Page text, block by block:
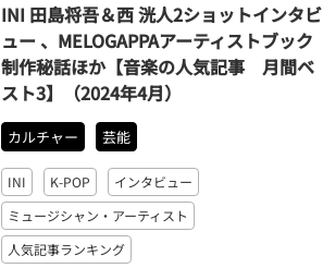
INI 田島将吾＆西 洸人2ショットインタビ
ュー 、MELOGAPPAアーティストブック
制作秘話ほか【音楽の人気記事 月間ベ
スト3】（2024年4月）
カルチャー 芸能
INI K-POP
インタビュー
ミュージシャン・アーティスト
人気記事ランキング